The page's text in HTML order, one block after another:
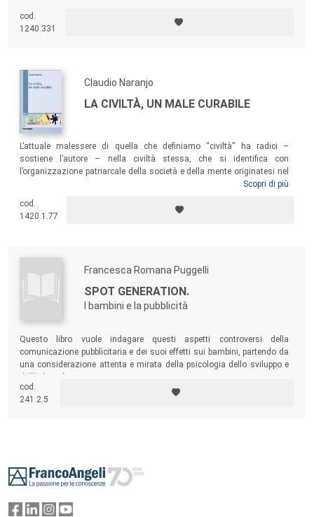
pratici per promuovere la costruzione dell’intersoggettività in diversi
contesti formativi, compresi quelli mediati dalla tecnologia.
cod.
1240.331
Claudio Naranjo
LA CIVILTÀ, UN MALE CURABILE
L’attuale malessere di quella che definiamo “civiltà” ha radici –
sostiene l’autore – nella civiltà stessa, che si identifica con
l’organizzazione patriarcale della società e della mente originatesi nel
tardo neolitico. L’autore propone la tesi che solamente l’educazione
trasformazione. Sulla base di questa convinzione, egli propone un
modello educativo alternativo che promuova lo sviluppo psico-
medicina, psichiatria, musica e filosofia. Attualmente si dedica alla
formazione transpersonale e integrativa di psicoterapeuti e maestri.
Scopri di più
cod.
1420.1.77
Francesca Romana Puggelli
SPOT GENERATION.
I bambini e la pubblicità
Questo libro vuole indagare questi aspetti controversi della
comunicazione pubblicitaria e dei suoi effetti sui bambini, partendo da
una considerazione attenta e mirata della psicologia dello sviluppo e
cod.
241.2.5